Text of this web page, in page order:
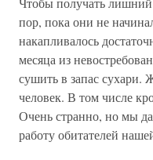
пор, пока они не
накапливалось
месяца из
сушить в запас сухари.
человек. В том числе
Очень странно, но мы
работу обитателей